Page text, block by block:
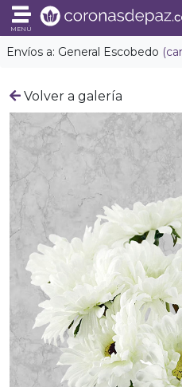
Envíos a: General Escobedo
MENÚ
Volver a galería